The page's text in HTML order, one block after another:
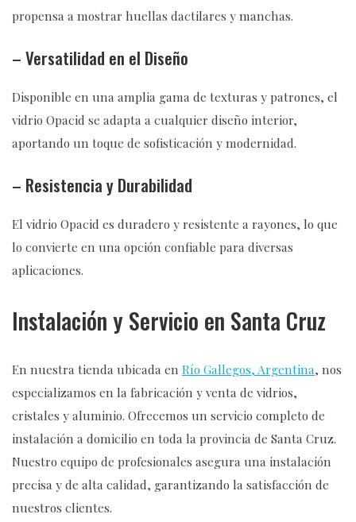
propensa a mostrar huellas dactilares y manchas.
– Versatilidad en el Diseño
Disponible en una amplia gama de texturas y patrones, el
vidrio Opacid se adapta a cualquier diseño interior,
aportando un toque de sofisticación y modernidad.
– Resistencia y Durabilidad
El vidrio Opacid es duradero y resistente a rayones, lo que
lo convierte en una opción confiable para diversas
aplicaciones.
Instalación y Servicio en Santa Cruz
En nuestra tienda ubicada enRío Gallegos, Argentina, nos
especializamos en la fabricación y venta de vidrios,
cristales y aluminio. Ofrecemos un servicio completo de
instalación a domicilio en toda la provincia de Santa Cruz.
Nuestro equipo de profesionales asegura una instalación
precisa y de alta calidad, garantizando la satisfacción de
nuestros clientes.